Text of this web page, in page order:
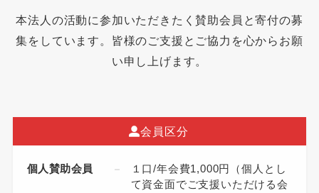
本法人の活動に参加いただきたく賛助会員と寄付の募
集をしています。皆様のご支援とご協力を心からお願
い申し上げます。
会員区分
個人賛助会員
１口/年会費1,000円（個人とし
て資金面でご支援いただける会